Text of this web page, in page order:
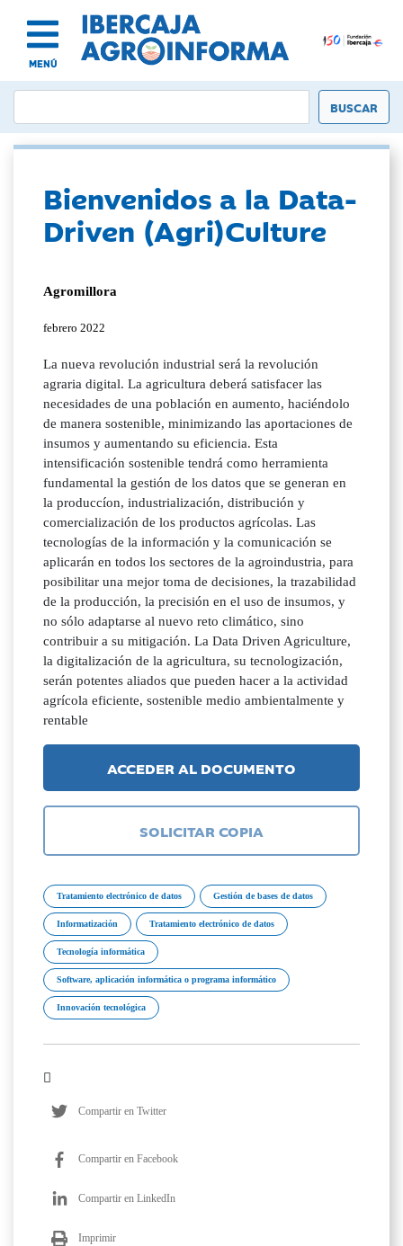
MENÚ
Bienvenidos a la Data-
Driven (Agri)Culture
Agromillora
febrero 2022
La nueva revolución industrial será la revolución
agraria digital. La agricultura deberá satisfacer las
necesidades de una población en aumento, haciéndolo
de manera sostenible, minimizando las aportaciones de
insumos y aumentando su eficiencia. Esta
intensificación sostenible tendrá como herramienta
fundamental la gestión de los datos que se generan en
la produccíon, industrialización, distribución y
comercialización de los productos agrícolas. Las
tecnologías de la información y la comunicación se
aplicarán en todos los sectores de la agroindustria, para
posibilitar una mejor toma de decisiones, la trazabilidad
de la producción, la precisión en el uso de insumos, y
no sólo adaptarse al nuevo reto climático, sino
contribuir a su mitigación. La Data Driven Agriculture,
la digitalización de la agricultura, su tecnologización,
serán potentes aliados que pueden hacer a la actividad
agrícola eficiente, sostenible medio ambientalmente y
rentable
ACCEDER AL DOCUMENTO
SOLICITAR COPIA
Tratamiento electrónico de datos Gestión de bases de datos
Informatización Tratamiento electrónico de datos
Tecnología informática
Software, aplicación informática o programa informático
Innovación tecnológica
Compartir en Twitter
Compartir en Facebook
Compartir en LinkedIn
Imprimir